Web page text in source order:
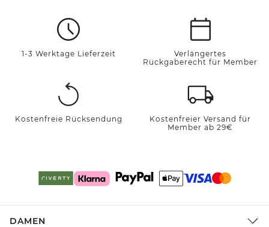
1-3 Werktage Lieferzeit
Verlängertes
Rückgaberecht für Member
Kostenfreie Rücksendung
Kostenfreier Versand für
Member ab 29€
DAMEN